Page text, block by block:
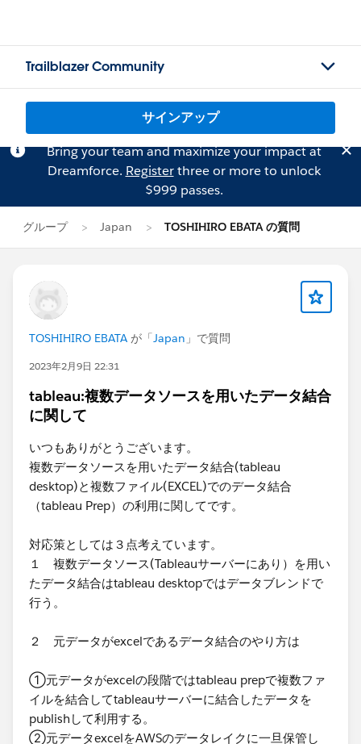
Trailblazer Community
サインアップ
Bring your team and maximize your impact at
Dreamforce. Registerthree or more to unlock
$999 passes.
グループ Japan TOSHIHIRO EBATA の質問
TOSHIHIRO EBATA が「Japan 」で質問
2023年2月9日 22:31
tableau:複数データソースを用いたデータ結合
に関して
いつもありがとうございます。
​複数データソースを用いたデータ結合(tableau
desktop)と複数ファイル(EXCEL)でのデータ結合
（tableau Prep）の利用に関してです。
対応策としては３点考えています。​
１ 複数データソース(Tableauサーバーにあり）を用い
たデータ結合はtableau desktopではデータブレンドで
行う。
２ ​元データがexcelであるデータ結合のやり方は
①元データがexcelの段階ではtableau prepで複数ファ
イルを結合してtableauサーバーに結合した​データを
publishして利用する。
②​元データexcelをAWSのデータレイクに一旦保管し